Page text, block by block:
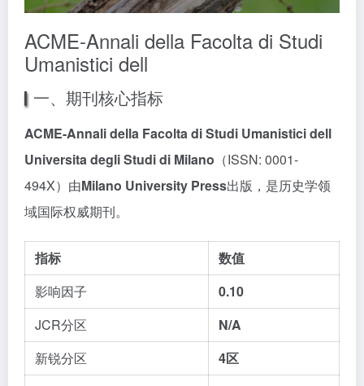
ACME-Annali della Facolta di Studi
Umanistici dell
一、期刊核心指标
ACME-Annali della Facolta di Studi Umanistici dell
Universita degli Studi di Milano （ISSN: 0001-
494X）由Milano University Press出版，是历史学领
域国际权威期刊。
指标
数值
影响因子
0.10
JCR分区
N/A
新锐分区
4区